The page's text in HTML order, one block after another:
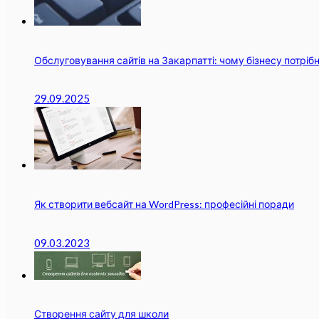
Обслуговування сайтів на Закарпатті: чому бізнесу
29.09.2025
Як створити вебсайт на WordPress: професійні поради
09.03.2023
Створення сайту для школи